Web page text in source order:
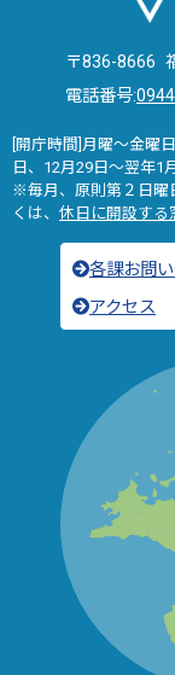
〒836-8666
電話番号:
[開庁時間]月曜～金曜
日、12月29日～翌年1
※毎月、原則第２日曜
くは、 休日に開設する
各課お問
アクセス